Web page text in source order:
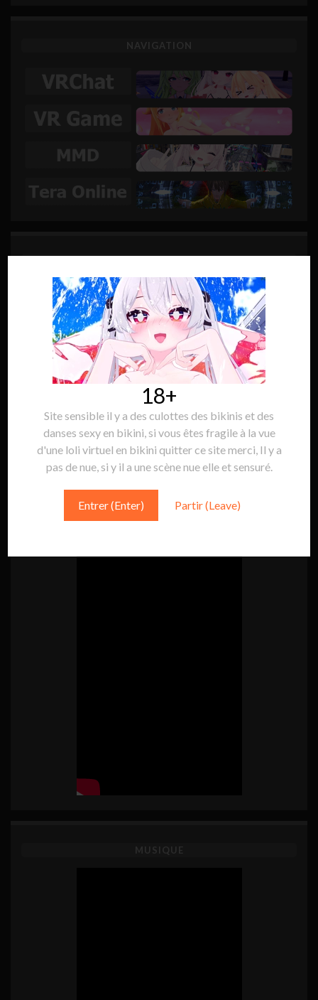
18+
Site sensible il y a des culottes des bikinis et des
danses sexy en bikini, si vous êtes fragile à la vue
d'une loli virtuel en bikini quitter ce site merci, Il y a
pas de nue, si y il a une scène nue elle et sensuré.
Entrer (Enter) Partir (Leave)
NAVIGATION
Suivre Sakura Game: Suivre
MUSIQUE